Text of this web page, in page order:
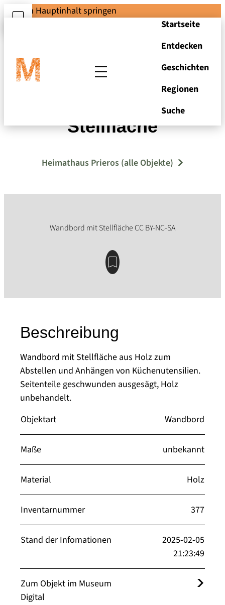
Zum Hauptinhalt springen
Startseite
Entdecken
Geschichten
Regionen
Suche
Wandbord mit
Stellfläche
Heimathaus Prieros (alle Objekte)
Beschreibung
Wandbord mit Stellfläche aus Holz zum
Abstellen und Anhängen von Küchenutensilien.
Seitenteile geschwunden ausgesägt, Holz
unbehandelt.
Objektart
Wandbord
Maße unbekannt
Material Holz
Inventarnummer 377
Stand der Infomationen
2025-02-05
21:23:49
Zum Objekt im Museum
Digital